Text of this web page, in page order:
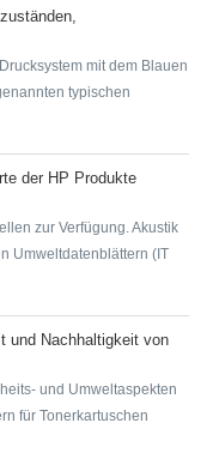
mit dem Blauen
typischen
der HP Produkte
zur Verfügung. Akustik
Umweltdatenblättern (IT
und Nachhaltigkeit von
und Umweltaspekten
für Tonerkartuschen